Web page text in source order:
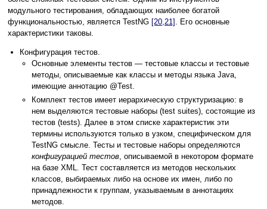
модульного тестирования, обладающих наиболее богатой
функциональностью, является TestNG [20,21] . Его основные
характеристики таковы.
Конфигурация тестов.
Основные элементы тестов — тестовые классы и тестовые
методы, описываемые как классы и методы языка Java,
имеющие аннотацию @Test.
Комплект тестов имеет иерархическую структуризацию: в
нем выделяются тестовые наборы (test suites), состоящие из
тестов (tests). Далее в этом списке характеристик эти
термины используются только в узком, специфическом для
TestNG смысле. Тесты и тестовые наборы определяются
конфигурацией тестов, описываемой в некотором формате
на базе XML. Тест составляется из методов нескольких
классов, выбираемых либо на основе их имен, либо по
принадлежности к группам, указываемым в аннотациях
методов.